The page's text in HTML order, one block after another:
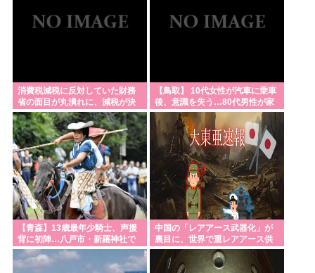
消費税減税に反対していた財務
省の面目が丸潰れに、減税が決
まった途端に市場が動き出した
が……
【鳥取】 10代女性が汽車に乗車
後、意識を失う…80代男性が家
で意識を失っているのを友人に
発見され重症…40代男性が屋外
の仕事場で作業中に頭痛・嘔
気…熱中症疑いの救急搬送相次
【青森】13歳最年少騎士、声援
背に初陣…八戸市・新羅神社で
「加賀美流騎馬打毬」 イスラエ
ルから訪れていたダニエルさん
中国の「レアアース武器化」が
裏目に、世界で重レアアース供
給網の構築が加速